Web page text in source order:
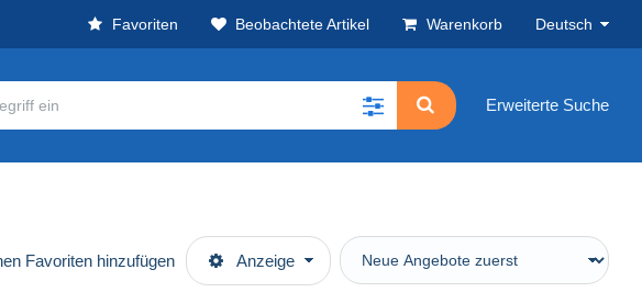
Favoriten Beobachtete Artikel Warenkorb Deutsch
Erweiterte Suche
Favoriten hinzufügen Anzeige